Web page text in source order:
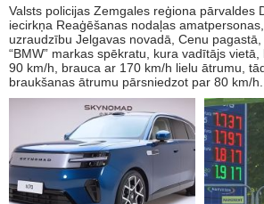
Valsts policijas Zemgales reģiona pārvaldes
iecirkņa Reaģēšanas nodaļas
uzraudzību Jelgavas novadā, Cenu
“BMW” markas spēkratu, kura vadītājs
90 km/h, brauca ar 170 km/h lielu ātrumu,
braukšanas ātrumu pārsniedzot par 80 km/h.